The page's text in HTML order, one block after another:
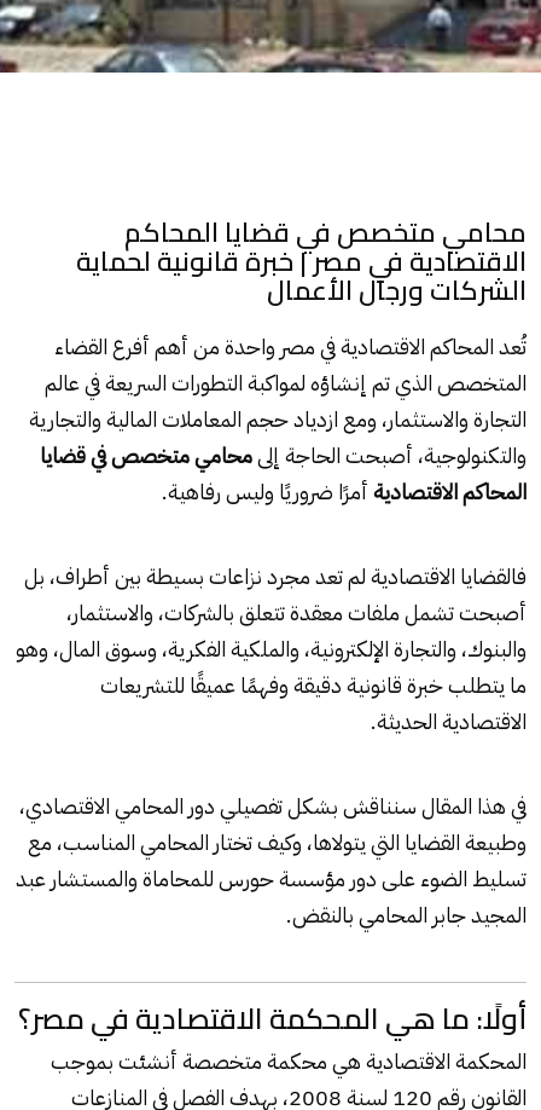
محامي متخصص في قضايا المحاكم
الاقتصادية في مصر | خبرة قانونية لحماية
الشركات ورجال الأعمال
تُعدالمحاكم الاقتصاديةفي مصر واحدة من أهم أفرع القضاء
المتخصص الذي تم إنشاؤه لمواكبة التطورات السريعة في عالم
التجارة والاستثمار، ومع ازدياد حجم المعاملات المالية والتجارية
والتكنولوجية، أصبحت الحاجة إلىمحامي متخصص في قضايا
المحاكم الاقتصاديةأمرًا ضروريًا وليس رفاهية.
فالقضايا الاقتصاديةلم تعد مجرد نزاعات بسيطة بين أطراف، بل
أصبحت تشمل ملفات معقدة تتعلق بالشركات، والاستثمار،
والبنوك، والتجارة الإلكترونية، والملكية الفكرية، وسوق المال، وهو
ما يتطلب خبرة قانونية دقيقة وفهمًا عميقًا للتشريعات
الاقتصادية الحديثة.
في هذا المقال سنناقش بشكل تفصيلي دور المحامي الاقتصادي،
وطبيعة القضايا التي يتولاها، وكيف تختار المحامي المناسب، مع
تسليط الضوء على دور مؤسسة حورس للمحاماة والمستشار عبد
المجيد جابر المحامي بالنقض.
أولًا: ما هي المحكمة الاقتصادية في مصر؟
المحكمة الاقتصادية هي محكمة متخصصة أنشئت بموجب
القانون رقم 120 لسنة 2008، بهدف الفصل في المنازعات